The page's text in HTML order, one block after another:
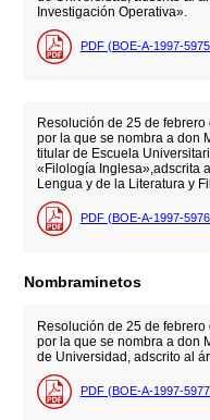
Investigación Operativa».
PDF (BOE-A-1997-
Resolución de 25 de
por la que se nombra a don
titular de Escuela
«Filología Inglesa»,adscrita
Lengua y de la Literatura y
PDF (BOE-A-1997-
Nombraminetos
Resolución de 25 de
por la que se nombra a don
de Universidad, adscrito al
PDF (BOE-A-1997-5977